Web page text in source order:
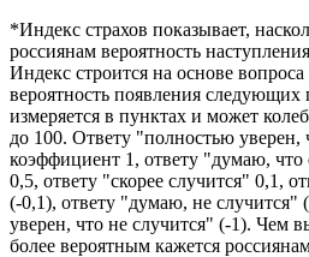
*Индекс страхов показывает,
россиянам вероятность
Индекс строится на основе
вероятность появления
измеряется в пунктах и может
до 100. Ответу "полностью уверен,
коэффициент 1, ответу "думаю,
0,5, ответу "скорее случится" 0,1,
(-0,1), ответу "думаю, не случится"
уверен, что не случится" (-1). Чем
более вероятным кажется